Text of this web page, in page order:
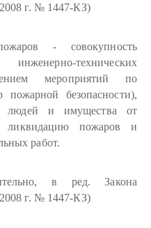
г. № 1447-КЗ)
- совокупность
технических
мероприятий по
безопасности),
людей и имущества от
ликвидацию пожаров и
работ.
в ред. Закона
г. № 1447-КЗ)